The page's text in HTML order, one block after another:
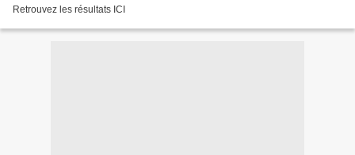
Retrouvez les résultats ICI